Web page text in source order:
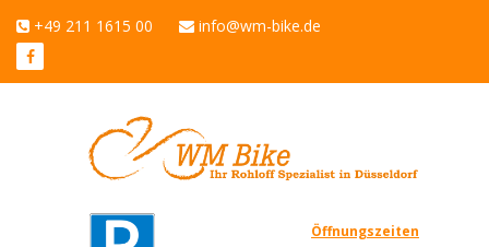
+49 211 1615 00 info@wm-bike.de
Öffnungszeiten